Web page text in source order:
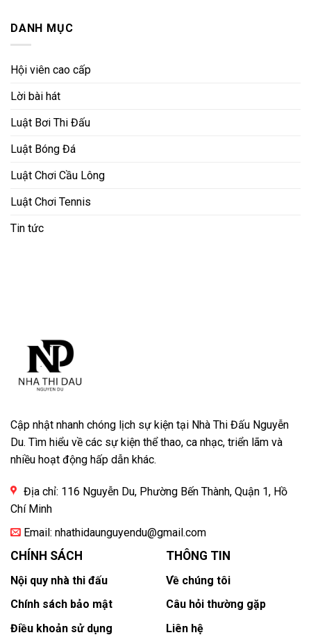
DANH MỤC
Hội viên cao cấp
Lời bài hát
Luật Bơi Thi Đấu
Luật Bóng Đá
Luật Chơi Cầu Lông
Luật Chơi Tennis
Tin tức
Cập nhật nhanh chóng lịch sự kiện tại Nhà Thi Đấu Nguyễn
Du. Tìm hiểu về các sự kiện thể thao, ca nhạc, triển lãm và
nhiều hoạt động hấp dẫn khác.
Địa chỉ: 116 Nguyễn Du, Phường Bến Thành, Quận 1, Hồ
Chí Minh
Email: nhathidaunguyendu@gmail.com
CHÍNH SÁCH
Nội quy nhà thi đấu
Chính sách bảo mật
Điều khoản sử dụng
THÔNG TIN
Về chúng tôi
Câu hỏi thường gặp
Liên hệ